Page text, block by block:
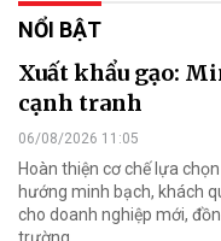
NỔI BẬT
Xuất khẩu gạo:
cạnh tranh
06/08/2026 11:05
Hoàn thiện cơ chế lựa
hướng minh bạch, khách
cho doanh nghiệp mới,
trường.